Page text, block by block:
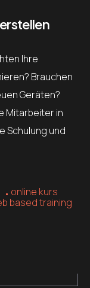
Ihre
Brauchen
Geräten?
Mitarbeiter in
Schulung und
online kurs
based training